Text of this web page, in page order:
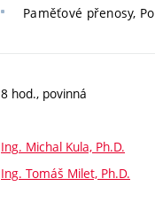
Paměťové přenosy,
8 hod., povinná
Ing. Michal Kula, Ph.D.
Ing. Tomáš Milet, Ph.D.